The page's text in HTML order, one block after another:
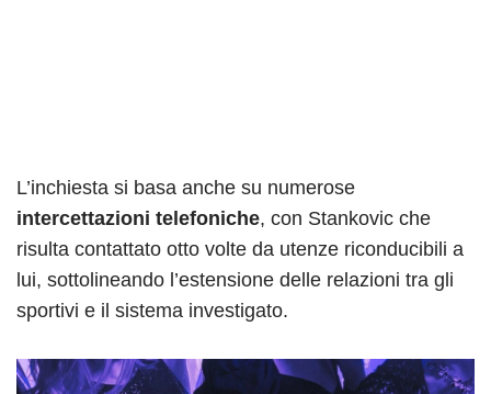
L’inchiesta si basa anche su numerose
intercettazioni telefoniche, con Stankovic che
risulta contattato otto volte da utenze riconducibili a
lui, sottolineando l’estensione delle relazioni tra gli
sportivi e il sistema investigato.